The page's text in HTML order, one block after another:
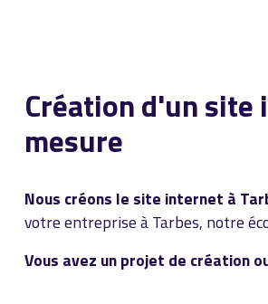
Création d'un site
mesure
Nous créons le site internet à
votre entreprise à Tarbes, notre
Vous avez un projet de création